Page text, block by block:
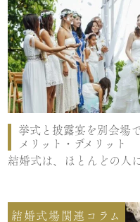
挙式と披露宴を別会場
メリット・デメリット
結婚式は、ほとんどの人に
結婚式場関連コラム